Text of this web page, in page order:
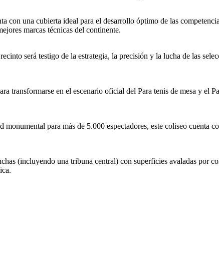
con una cubierta ideal para el desarrollo óptimo de las
marcas técnicas del continente.
será testigo de la estrategia, la precisión y la lucha de las
transformarse en el escenario oficial del Para tenis de mesa y el
para más de 5.000 espectadores, este coliseo cuenta
(incluyendo una tribuna central) con superficies avaladas por